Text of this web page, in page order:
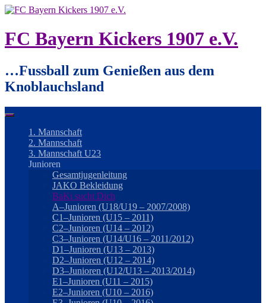
Springe
Inhalt
FC Bayern Kickers 1907 e.V.
…Fussball zum Genießen aus dem
Knoblauchsland
1. Mannschaft
2. Mannschaft
3. Mannschaft U23
Junioren
Gesamtjugenleitung
JAKO Bekleidung
BaKi sucht Dich
A–Junioren (U18/U19 – 2007/2008)
C1–Junioren (U15 – 2011)
C2–Junioren (U14 – 2012)
C3–Junioren (U14/U16 – 2011/2012)
D1–Junioren (U13 – 2013)
D2–Junioren (U12 – 2014)
D3–Junioren (U12/U13 – 2013/2014)
E1–Junioren (U11 – 2015)
E2–Junioren (U10 – 2016)